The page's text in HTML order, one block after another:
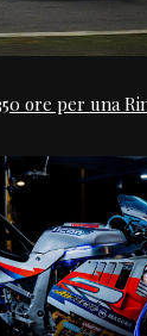
ore per una